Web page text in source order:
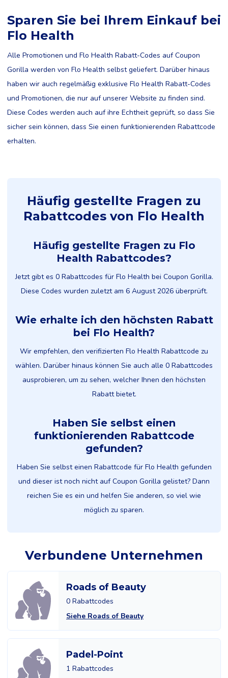
Sparen Sie bei Ihrem Einkauf bei
Flo Health
Alle Promotionen und Flo Health Rabatt-Codes auf Coupon
Gorilla werden von Flo Health selbst geliefert. Darüber hinaus
haben wir auch regelmäßig exklusive Flo Health Rabatt-Codes
und Promotionen, die nur auf unserer Website zu finden sind.
Diese Codes werden auch auf ihre Echtheit geprüft, so dass Sie
sicher sein können, dass Sie einen funktionierenden Rabattcode
erhalten.
Häufig gestellte Fragen zu
Rabattcodes von Flo Health
Häufig gestellte Fragen zu Flo
Health Rabattcodes?
Jetzt gibt es 0 Rabattcodes für Flo Health bei Coupon Gorilla.
Diese Codes wurden zuletzt am 6 August 2026 überprüft.
Wie erhalte ich den höchsten Rabatt
bei Flo Health?
Wir empfehlen, den verifizierten Flo Health Rabattcode zu
wählen. Darüber hinaus können Sie auch alle 0 Rabattcodes
ausprobieren, um zu sehen, welcher Ihnen den höchsten
Rabatt bietet.
Haben Sie selbst einen
funktionierenden Rabattcode
gefunden?
Haben Sie selbst einen Rabattcode für Flo Health gefunden
und dieser ist noch nicht auf Coupon Gorilla gelistet? Dann
reichen Sie es ein und helfen Sie anderen, so viel wie
möglich zu sparen.
Verbundene Unternehmen
Roads of Beauty
0 Rabattcodes
Siehe Roads of Beauty
Padel-Point
1 Rabattcodes